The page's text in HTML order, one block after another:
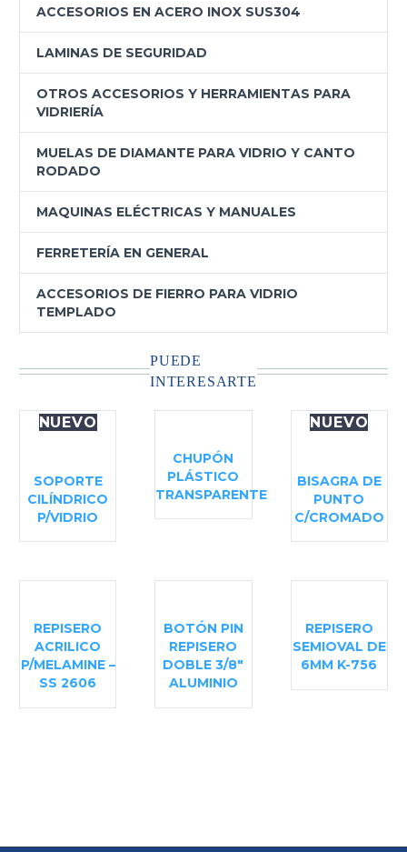
ACCESORIOS EN ACERO INOX SUS304
LAMINAS DE SEGURIDAD
OTROS ACCESORIOS Y HERRAMIENTAS PARA
VIDRIERÍA
MUELAS DE DIAMANTE PARA VIDRIO Y CANTO
RODADO
MAQUINAS ELÉCTRICAS Y MANUALES
FERRETERÍA EN GENERAL
ACCESORIOS DE FIERRO PARA VIDRIO
TEMPLADO
PUEDE
INTERESARTE
NUEVO
SOPORTE
CILÍNDRICO
P/VIDRIO
CHUPÓN
PLÁSTICO
TRANSPARENTE
NUEVO
BISAGRA DE
PUNTO
C/CROMADO
REPISERO
ACRILICO
P/MELAMINE –
SS 2606
BOTÓN PIN
REPISERO
DOBLE 3/8″
ALUMINIO
REPISERO
SEMIOVAL DE
6MM K-756